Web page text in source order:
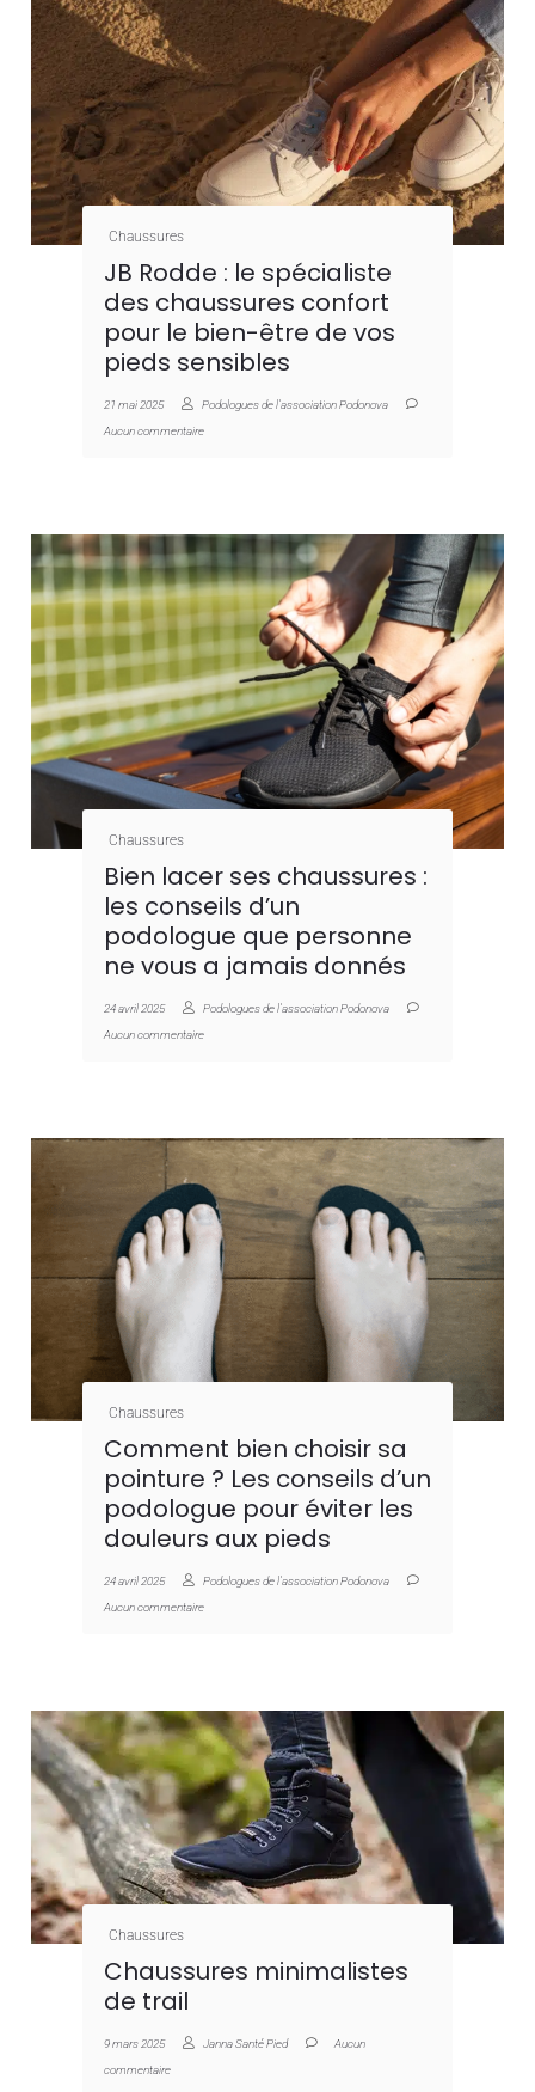
Chaussures
JB Rodde : le spécialiste
des chaussures confort
pour le bien-être de vos
pieds sensibles
21 mai 2025
Podologues de l'association Podonova
Aucun commentaire
Chaussures
Bien lacer ses chaussures :
les conseils d’un
podologue que personne
ne vous a jamais donnés
24 avril 2025
Podologues de l'association Podonova
Aucun commentaire
Chaussures
Comment bien choisir sa
pointure ? Les conseils d’un
podologue pour éviter les
douleurs aux pieds
24 avril 2025
Podologues de l'association Podonova
Aucun commentaire
Chaussures
Chaussures minimalistes
de trail
9 mars 2025 Janna Santé Pied
Aucun
commentaire